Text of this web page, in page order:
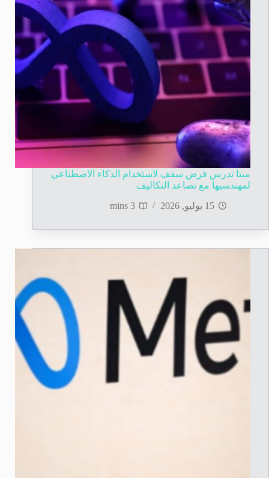
ميتا تدرس فرض سقف لاستخدام الذكاء الاصطناعي
لمهندسيها مع تصاعد التكاليف
15 يوليو, 2026
3 mins